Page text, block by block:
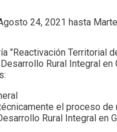
24, 2021 hasta
"Reactivación Territorial
Rural Integral en
el proceso de
Rural Integral en